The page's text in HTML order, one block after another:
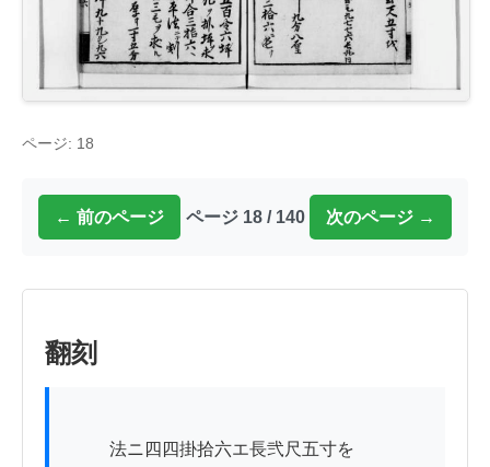
ページ: 18
← 前のページ ページ 18 / 140 次のページ →
翻刻